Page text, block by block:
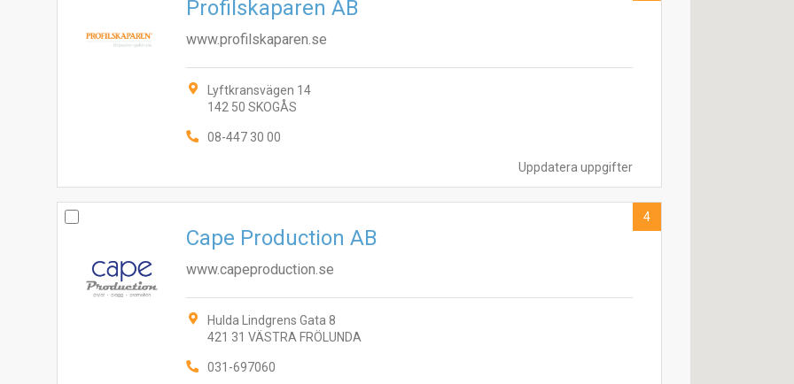
Uppdatera uppgifter
Profilskaparen AB
www.profilskaparen.se
Lyftkransvägen 14
142 50 SKOGÅS
08-447 30 00
Cape Production AB
www.capeproduction.se
Hulda Lindgrens Gata 8
421 31 VÄSTRA FRÖLUNDA
031-697060
4